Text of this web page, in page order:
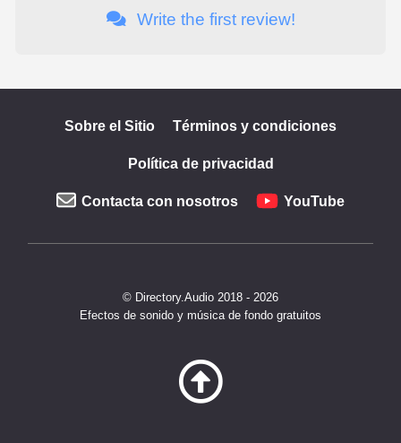
Write the first review!
Sobre el Sitio Términos y condiciones
Política de privacidad
Contacta con nosotros YouTube
© Directory.Audio 2018 - 2026
Efectos de sonido y música de fondo gratuitos